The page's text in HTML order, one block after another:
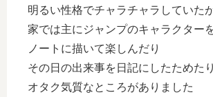
明るい性格でチャラチャラしていた
家では主にジャンプのキャラクター
ノートに描いて楽しんだり
その日の出来事を日記にしたためた
オタク気質なところがありました